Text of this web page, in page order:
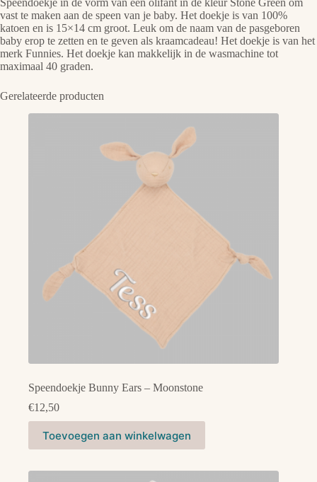
Speendoekje in de vorm van een olifant in de kleur Stone Green om
vast te maken aan de speen van je baby. Het doekje is van 100%
katoen en is 15×14 cm groot. Leuk om de naam van de pasgeboren
baby erop te zetten en te geven als kraamcadeau! Het doekje is van het
merk Funnies. Het doekje kan makkelijk in de wasmachine tot
maximaal 40 graden.
Gerelateerde producten
Speendoekje Bunny Ears – Moonstone
€12,50
Toevoegen aan winkelwagen